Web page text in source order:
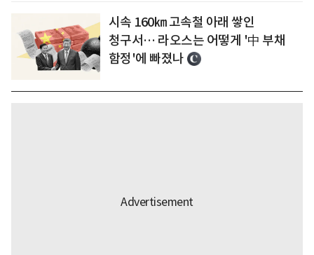
시속 160㎞ 고속철 아래 쌓인
청구서… 라오스는 어떻게 '中 부채
함정'에 빠졌나